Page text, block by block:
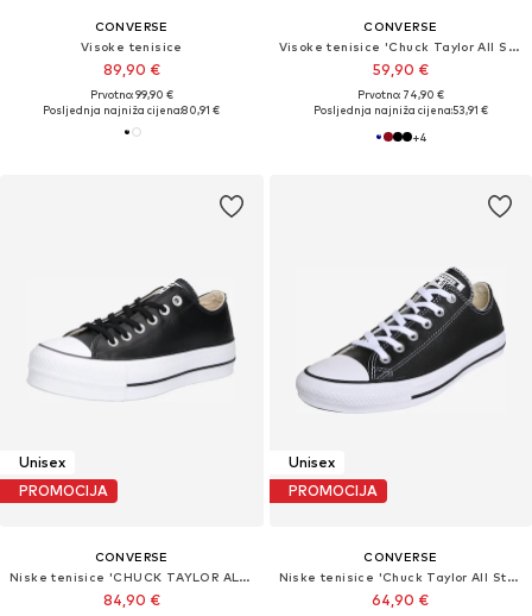
CONVERSE
Visoke tenisice
89,90 €
Prvotno: 99,90 €
Posljednja najniža cijena:80,91 €
CONVERSE
Visoke tenisice 'Chuck Taylor All Star Classic'
59,90 €
Prvotno: 74,90 €
Posljednja najniža cijena:53,91 €
+4
Unisex
PROMOCIJA
CONVERSE
Niske tenisice 'CHUCK TAYLOR ALL STAR LIFT PLATFORM LEATHER'
84,90 €
Unisex
PROMOCIJA
CONVERSE
Niske tenisice 'Chuck Taylor All Star Leather'
64,90 €